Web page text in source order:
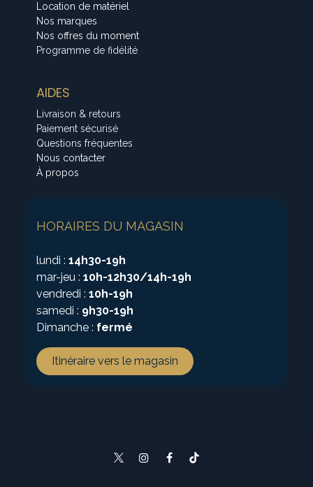
Location de matériel
Nos marques
Nos offres du moment
Programme de fidélité
AIDES
Livraison & retours
Paiement sécurisé
Questions fréquentes
Nous contacter
À propos
HORAIRES DU MAGASIN
lundi :14h30-19h
mar-jeu :10h-12h30/14h-19h
vendredi :10h-19h
samedi : 9h30-19h
Dimanche : fermé
Itinéraire vers le magasin